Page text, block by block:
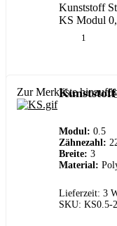
Kunststoff
KS Modul
Zur Merkliste
Modul: 0.5
Zähnezahl:
Breite: 3
Material:
Lieferzeit: 3
SKU: KS0.5-